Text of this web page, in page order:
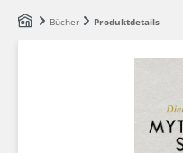
Zum Hauptinhalt springen
Bücher Produktdetails